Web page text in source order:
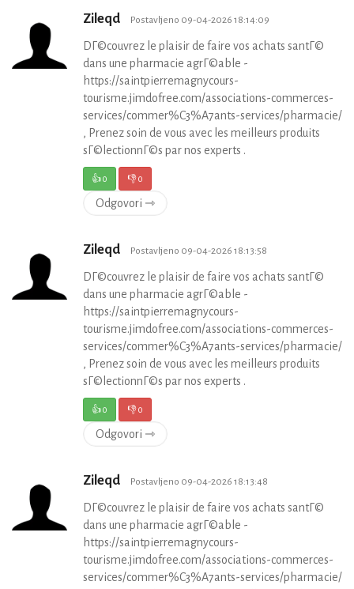
Zileqd Postavljeno 09-04-2026 18:14:09
DГ©couvrez le plaisir de faire vos achats santГ©
dans une pharmacie agrГ©able -
https://saintpierremagnycours-
tourisme.jimdofree.com/associations-commerces-
services/commer%C3%A7ants-services/pharmacie/
, Prenez soin de vous avec les meilleurs produits
sГ©lectionnГ©s par nos experts .
👍0 👎0
Odgovori ⇾
Zileqd Postavljeno 09-04-2026 18:13:58
DГ©couvrez le plaisir de faire vos achats santГ©
dans une pharmacie agrГ©able -
https://saintpierremagnycours-
tourisme.jimdofree.com/associations-commerces-
services/commer%C3%A7ants-services/pharmacie/
, Prenez soin de vous avec les meilleurs produits
sГ©lectionnГ©s par nos experts .
👍0 👎0
Odgovori ⇾
Zileqd Postavljeno 09-04-2026 18:13:48
DГ©couvrez le plaisir de faire vos achats santГ©
dans une pharmacie agrГ©able -
https://saintpierremagnycours-
tourisme.jimdofree.com/associations-commerces-
services/commer%C3%A7ants-services/pharmacie/